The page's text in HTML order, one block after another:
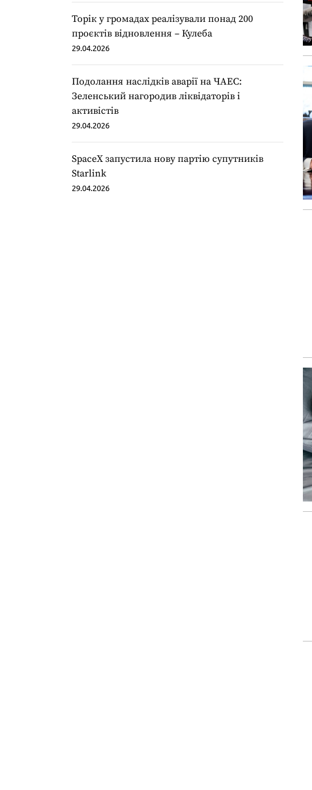
Торік у громадах реалізували понад 200
проєктів відновлення – Кулеба
29.04.2026
Подолання наслідків аварії на ЧАЕС:
Зеленський нагородив ліквідаторів і
активістів
29.04.2026
SpaceX запустила нову партію супутників
Starlink
29.04.2026